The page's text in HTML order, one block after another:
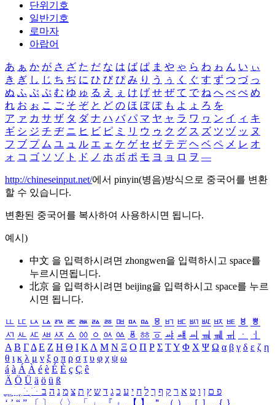
단위기호
일반기호
로마자
아랍어
あ ぁ か が さ ざ た だ な は ば ぱ ま や ゃ ら わ ゎ ん い ぃ
き ぎ し じ ち ぢ に ひ び ぴ み り う ぅ く ぐ す ず つ づ っ
ぬ ふ ぶ ぷ む ゆ ゅ る え ぇ け げ せ ぜ て で ね へ べ ぺ め
れ お ぉ こ ご そ ぞ と ど の ほ ぼ ぽ も よ ょ ろ を
ア ァ カ サ ザ タ ダ ナ ハ バ パ マ ヤ ャ ラ ワ ヮ ン イ ィ キ
ギ シ ジ チ ヂ ニ ヒ ビ ピ ミ リ ウ ゥ ク グ ス ズ ツ ヅ ッ ヌ
フ ブ プ ム ユ ュ ル エ ェ ケ ゲ セ ゼ テ デ ヘ ベ ペ メ レ オ
ォ コ ゴ ソ ゾ ト ド ノ ホ ボ ポ モ ヨ ョ ロ ヲ ―
http://chineseinput.net/에서 pinyin(병음)방식으로 중국어를 변환
할 수 있습니다.
변환된 중국어를 복사하여 사용하시면 됩니다.
예시)
中文 을 입력하시려면 zhongwen을 입력하시고 space를
누르시면됩니다.
北京 을 입력하시려면 beijing을 입력하시고 space를 누르
시면 됩니다.
ㅥ ㅦ ㅧ ㅨ ㅩ ㅪ ㅫ ㅬ ㅭ ㅮ ㅯ ㅰ ㅱ ㅲ ㅳ ㅴ ㅵ ㅶ ㅷ ㅸ
ㅹ
ㅺ ㅻ ㅼ ㅽ ㅾ ㅿ ㆀ ㆁ ㆂ ㆃ ㆄ ㆅ ㆆ ㆇ ㆈ ㆉ ㆊ ㆋ ㆌ ㆍ
ㆎ
Α Β ΓΔ Ε Ζ Η Θ Ι ΚΛ Μ Ν Ξ Ο Π Ρ Σ ΤΥ Φ Χ Ψ Ω α β γ δ ε ζ η
θ ι κ λ μ ν ξ ο π ρ σ τ υ φ χ ψ ω
á à Á À é è É È ç Ç ê
Ä Ö Ü ä ö ü ß
ִֶֹ ֻּ ׁׂ פ ם ן ו ט א ר ק ף ך ל ח י ע כ ג ד ש ץ ת צ מ נ ה ב